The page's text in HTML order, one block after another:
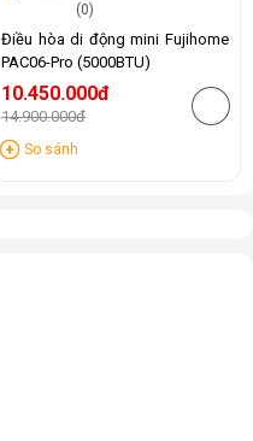
(0)
Điều hòa di động mini Fujihome
PAC06-Pro (5000BTU)
10.450.000đ
14.900.000đ
So sánh